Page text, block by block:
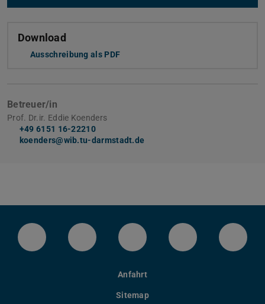
Download
Ausschreibung als PDF
Betreuer/in
Prof. Dr.ir. Eddie Koenders
+49 6151 16-22210
koenders@wib.tu-darmstadt.de
LinkedIn-Seite der TU Darmstadt
Instagram-Kanal der TU
Bluesky-Kanal der TU
Facebook-
Anfahrt
Sitemap